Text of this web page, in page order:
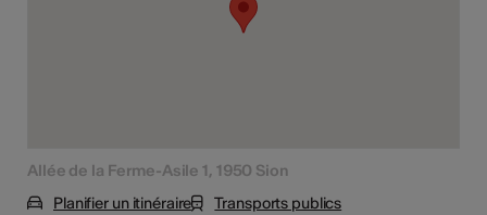
Allée de la Ferme-Asile 1, 1950 Sion
Planifier un itinéraire
Transports publics